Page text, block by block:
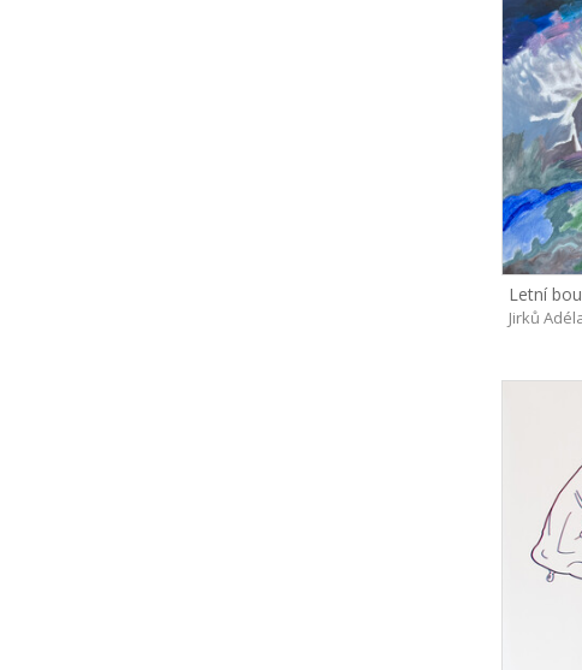
Letní
Jirků